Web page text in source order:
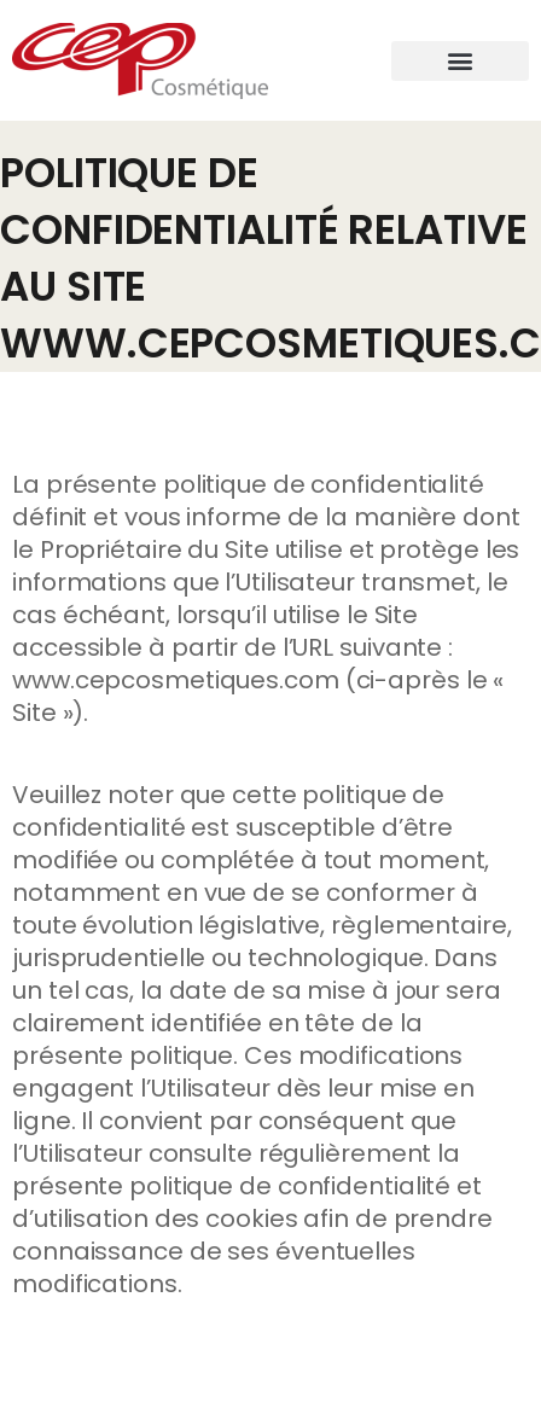
POLITIQUE DE
CONFIDENTIALITÉ RELATIVE
AU SITE
La présente politique de confidentialité
définit et vous informe de la manière dont
le Propriétaire du Site utilise et protège les
informations que l’Utilisateur transmet, le
cas échéant, lorsqu’il utilise le Site
accessible à partir de l’URL suivante :
www.cepcosmetiques.com (ci-après le «
Site »).
Veuillez noter que cette politique de
confidentialité est susceptible d’être
modifiée ou complétée à tout moment,
notamment en vue de se conformer à
toute évolution législative, règlementaire,
jurisprudentielle ou technologique. Dans
un tel cas, la date de sa mise à jour sera
clairement identifiée en tête de la
présente politique. Ces modifications
engagent l’Utilisateur dès leur mise en
ligne. Il convient par conséquent que
l’Utilisateur consulte régulièrement la
présente politique de confidentialité et
d’utilisation des cookies afin de prendre
connaissance de ses éventuelles
modifications.